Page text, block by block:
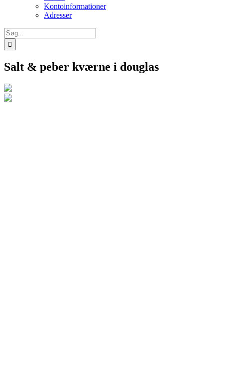
Kontoinformationer
Adresser
Søg
efter:
Salt & peber kværne i douglas